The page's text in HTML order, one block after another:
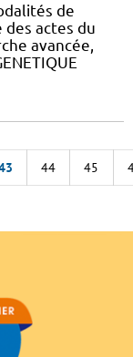
de
actes du
avancée,
44 45